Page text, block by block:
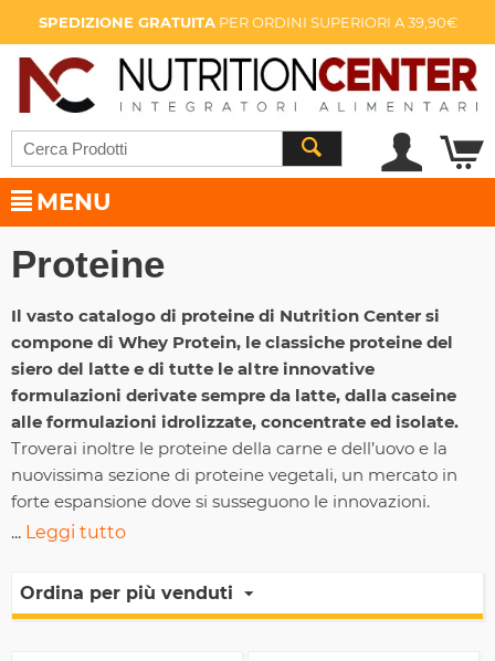
SPEDIZIONE GRATUITAPER ORDINI SUPERIORI A 39,90€
MENU
Proteine
Il vasto catalogo di proteine di Nutrition Center si
compone di Whey Protein, le classiche proteine del
siero del latte e di tutte le altre innovative
formulazioni derivate sempre da latte, dalla caseine
alle formulazioni idrolizzate, concentrate ed isolate.
Troverai inoltre le proteine della carne e dell’uovo e la
nuovissima sezione di proteine vegetali, un mercato in
forte espansione dove si susseguono le innovazioni.
... Leggi tutto
Ordina per più venduti